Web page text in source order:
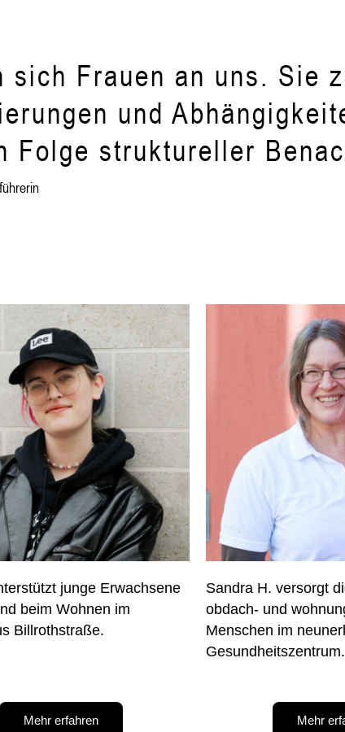
sich Frauen an uns. Sie
und
Folge struktureller
junge Erwachsene
beim Wohnen im
Billrothstraße.
Mehr erfahren
Sandra H. versorgt
obdach- und
Menschen im
Gesundheitszentrum.
Mehr